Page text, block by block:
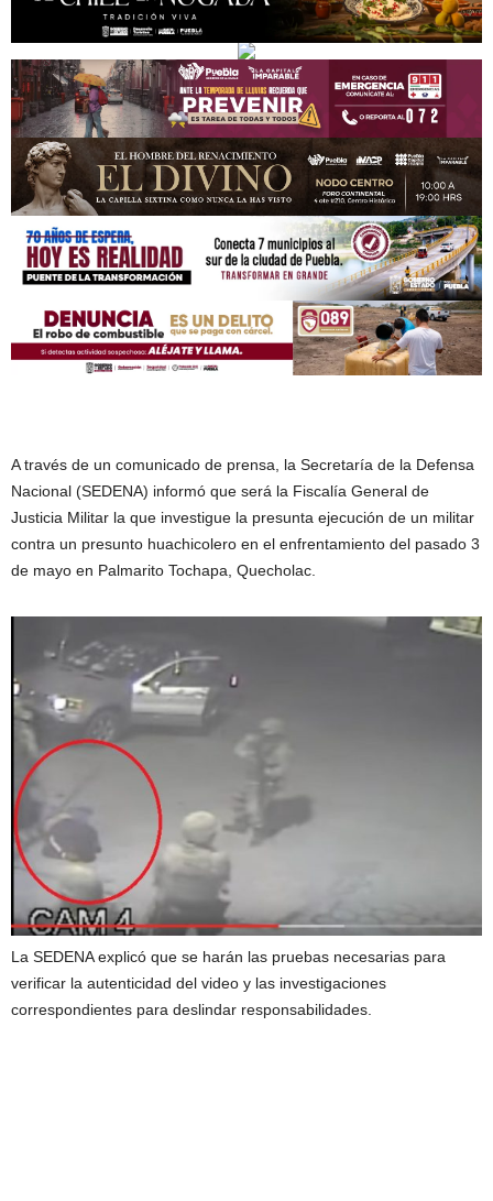
A través de un comunicado de prensa, la Secretaría de la Defensa
Nacional (SEDENA) informó que será la Fiscalía General de
Justicia Militar la que investigue la presunta ejecución de un militar
contra un presunto huachicolero en el enfrentamiento del pasado 3
de mayo en Palmarito Tochapa, Quecholac.
La SEDENA explicó que se harán las pruebas necesarias para
verificar la autenticidad del video y las investigaciones
correspondientes para deslindar responsabilidades.